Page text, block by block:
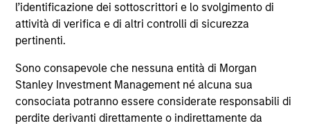
l’identificazione dei sottoscrittori e lo svolgimento di
attività di verifica e di altri controlli di sicurezza
pertinenti.
Sono consapevole che nessuna entità di Morgan
Stanley Investment Management né alcuna sua
consociata potranno essere considerate responsabili di
perdite derivanti direttamente o indirettamente da
recuperare l'importo investito.
I dati di performance per i comparti con track record
inferiore a un anno non sono illustrati. Le performance sono
calcolate al netto delle commissioni. I dati di performance
da inizio anno non sono annualizzati. Le performance di
altre classi di azioni, se disponibili, potrebbero essere
diverse. Prima di investire si consiglia di valutare
attentamente gli obiettivi d’investimento, i rischi, le